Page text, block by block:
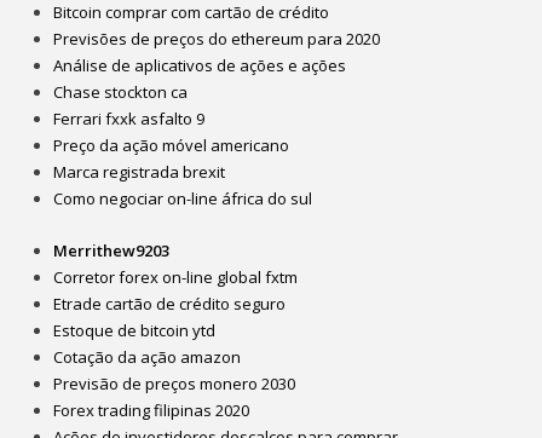
Bitcoin comprar com cartão de crédito
Previsões de preços do ethereum para 2020
Análise de aplicativos de ações e ações
Chase stockton ca
Ferrari fxxk asfalto 9
Preço da ação móvel americano
Marca registrada brexit
Como negociar on-line áfrica do sul
Merrithew9203
Corretor forex on-line global fxtm
Etrade cartão de crédito seguro
Estoque de bitcoin ytd
Cotação da ação amazon
Previsão de preços monero 2030
Forex trading filipinas 2020